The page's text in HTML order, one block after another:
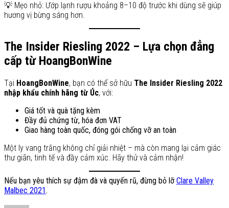
💡 Mẹo nhỏ: Ướp lạnh rượu khoảng 8–10 độ trước khi dùng sẽ giúp
hương vị bừng sáng hơn.
The Insider Riesling 2022 – Lựa chọn đẳng
cấp từ HoangBonWine
Tại HoangBonWine, bạn có thể sở hữu The Insider Riesling 2022
nhập khẩu chính hãng từ Úc, với:
Giá tốt và quà tặng kèm
Đầy đủ chứng từ, hóa đơn VAT
Giao hàng toàn quốc, đóng gói chống vỡ an toàn
Một ly vang trắng không chỉ giải nhiệt – mà còn mang lại cảm giác
thư giãn, tinh tế và đầy cảm xúc. Hãy thử và cảm nhận!
Nếu bạn yêu thích sự đậm đà và quyến rũ, đừng bỏ lỡ Clare Valley
Malbec 2021.